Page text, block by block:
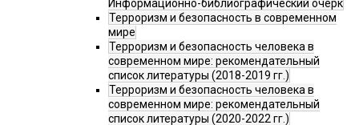
Информационно-библиографический очерк
Терроризм и безопасность в современном
мире
Терроризм и безопасность человека в
современном мире: рекомендательный
список литературы (2018-2019 гг.)
Терроризм и безопасность человека в
современном мире: рекомендательный
список литературы (2020-2022 гг.)